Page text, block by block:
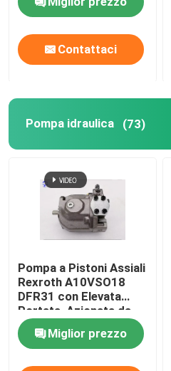
Contattaci
Pompa idraulica (73)
Pompa a Pistoni Assiali
Rexroth A10VSO18
DFR31 con Elevata
Portata, Azionata da
Olio Idraulico
Miglior prezzo